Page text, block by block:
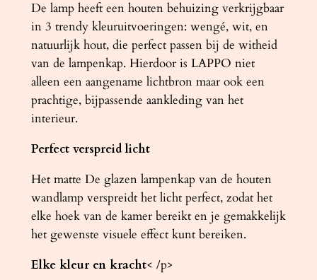
De lamp heeft een houten behuizing verkrijgbaar
in 3 trendy kleuruitvoeringen: wengé, wit, en
natuurlijk hout, die perfect passen bij de witheid
van de lampenkap. Hierdoor is LAPPO niet
alleen een aangename lichtbron maar ook een
prachtige, bijpassende aankleding van het
interieur.
Perfect verspreid licht
Het matte De glazen lampenkap van de houten
wandlamp verspreidt het licht perfect, zodat het
elke hoek van de kamer bereikt en je gemakkelijk
het gewenste visuele effect kunt bereiken.
Elke kleur en kracht< /p>